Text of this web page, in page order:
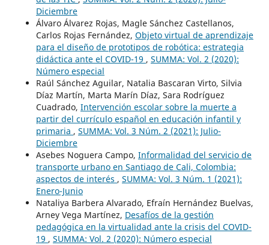
Diciembre
Álvaro Álvarez Rojas, Magle Sánchez Castellanos,
Carlos Rojas Fernández, Objeto virtual de aprendizaje
para el diseño de prototipos de robótica: estrategia
didáctica ante el COVID-19 , SUMMA: Vol. 2 (2020):
Número especial
Raúl Sánchez Aguilar, Natalia Bascaran Virto, Silvia
Díaz Martín, Marta Marín Díaz, Sara Rodríguez
Cuadrado, Intervención escolar sobre la muerte a
partir del currículo español en educación infantil y
primaria , SUMMA: Vol. 3 Núm. 2 (2021): Julio-
Diciembre
Asebes Noguera Campo, Informalidad del servicio de
transporte urbano en Santiago de Cali, Colombia:
aspectos de interés , SUMMA: Vol. 3 Núm. 1 (2021):
Enero-Junio
Nataliya Barbera Alvarado, Efraín Hernández Buelvas,
Arney Vega Martínez, Desafíos de la gestión
pedagógica en la virtualidad ante la crisis del COVID-
19 , SUMMA: Vol. 2 (2020): Número especial